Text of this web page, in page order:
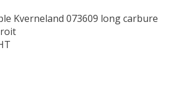
Kverneland 073609 long carbure